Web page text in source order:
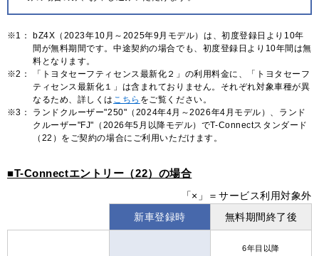
※1：
bZ4X（2023年10月～2025年9月モデル）は、初度登録日より10年
間が無料期間です。中途契約の場合でも、初度登録日より10年間は無
料となります。
※2：
「トヨタセーフティセンス最新化２」の利用料金に、「トヨタセーフ
ティセンス最新化１」は含まれておりません。それぞれ対象車種が異
なるため、詳しくは こちら をご覧ください。
※3：
ランドクルーザー"250"（2024年4月～2026年4月モデル）、ランド
クルーザー"FJ"（2026年5月以降モデル）でT-Connectスタンダード
（22）をご契約の場合にご利用いただけます。
■T-Connectエントリー（22）の場合
「×」＝サービス利用対象外
新車登録時
無料期間終了後
6年目以降